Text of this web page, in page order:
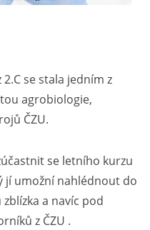
se stala jedním z
agrobiologie,
ČZU.
se letního kurzu
jí umožní nahlédnout do
a navíc pod
z ČZU .